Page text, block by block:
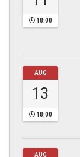
18:00
AUG
13
18:00
AUG